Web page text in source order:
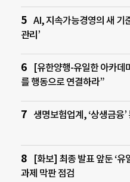
AI, 지속가능경영의 새 기
관리’
[유한양행-유일한 아카데
를 행동으로 연결하라”
생명보험업계, ‘상생금융’
[화보] 최종 발표 앞둔 ‘
과제 막판 점검